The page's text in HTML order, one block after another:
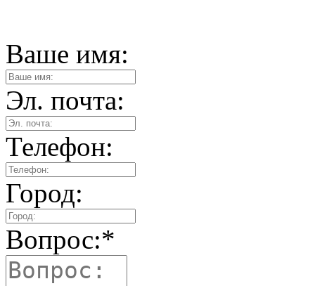
Ваше имя:
Эл. почта:
Телефон:
Город:
Вопрос:*